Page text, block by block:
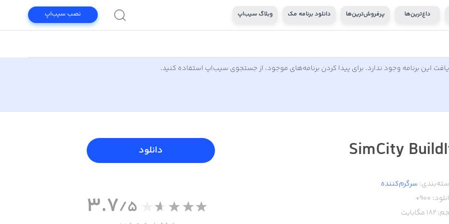
داغ‌ترین‌ها پرفروش‌ترین‌ها دانلود برنامه مک وبلاگ سیب‌اپ نصب سیب‌اپ
این برنامه وجود ندارد. برای پیدا کردن برنامه‌های موجود، از جستجوی سیب‌اپ استفاده کنید.
SimCity
سرگرم‌کننده
900+
182 مگابایت
دانلود
3.7/5